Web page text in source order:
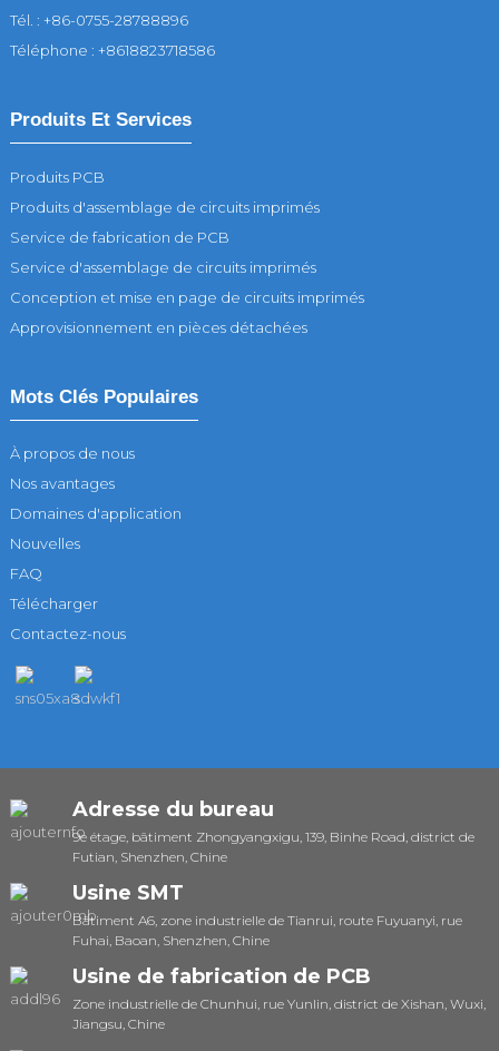
Tél. : +86-0755-28788896
Téléphone : +8618823718586
Produits Et Services
Produits PCB
Produits d'assemblage de circuits imprimés
Service de fabrication de PCB
Service d'assemblage de circuits imprimés
Conception et mise en page de circuits imprimés
Approvisionnement en pièces détachées
Mots Clés Populaires
À propos de nous
Nos avantages
Domaines d'application
Nouvelles
FAQ
Télécharger
Contactez-nous
Adresse du bureau
9e étage, bâtiment Zhongyangxigu, 139, Binhe Road, district de
Futian, Shenzhen, Chine
Usine SMT
Bâtiment A6, zone industrielle de Tianrui, route Fuyuanyi, rue
Fuhai, Baoan, Shenzhen, Chine
Usine de fabrication de PCB
Zone industrielle de Chunhui, rue Yunlin, district de Xishan, Wuxi,
Jiangsu, Chine